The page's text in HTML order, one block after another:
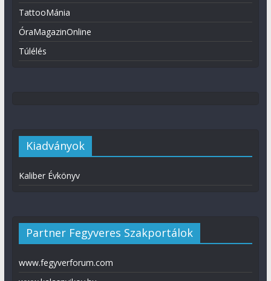
TattooMánia
ÓraMagazinOnline
Túlélés
Kiadványok
Kaliber Évkönyv
Partner Fegyveres Szakportálok
www.fegyverforum.com